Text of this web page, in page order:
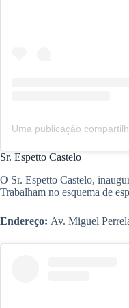
Sr. Espetto Castelo
O Sr. Espetto Castelo,
Trabalham no esquema de
Endereço: Av. Miguel